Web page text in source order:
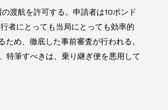
渡航を許可する。申請者は10ポンド
者にとっても当局にとっても効率的
め、徹底した事前審査が行われる。
特筆すべきは、乗り継ぎ便を悪用して